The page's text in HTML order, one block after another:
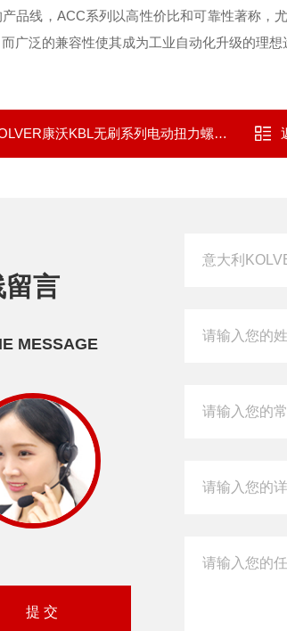
品线，ACC系列以高性价比和可靠性著称
广泛的兼容性使其成为工业自动化升级的理想
康沃KBL无刷系列电动扭力螺丝刀
言
MESSAGE